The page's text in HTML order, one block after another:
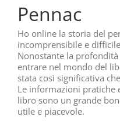
Pennac
Ho online la storia del
incomprensibile e
Nonostante la
entrare nel mondo del
stata così significativa
Le informazioni pratiche
libro sono un grande
utile e piacevole.